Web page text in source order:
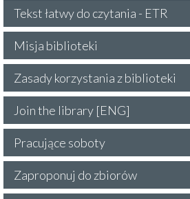
Tekst łatwy do czytania - ETR
Misja biblioteki
Zasady korzystania z biblioteki
Join the library [ENG]
Pracujące soboty
Zaproponuj do zbiorów